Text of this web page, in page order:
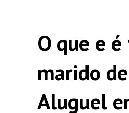
O que e
marido de
Aluguel